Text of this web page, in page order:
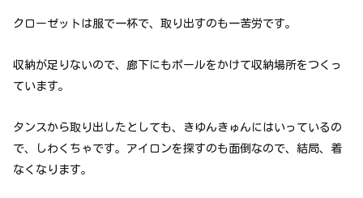
クローゼットは服で一杯で、取り出すのも一苦労です。
収納が足りないので、廊下にもポールをかけて収納場所をつくっ
ています。
タンスから取り出したとしても、きゆんきゅんにはいっているの
で、しわくちゃです。アイロンを探すのも面倒なので、結局、着
なくなります。